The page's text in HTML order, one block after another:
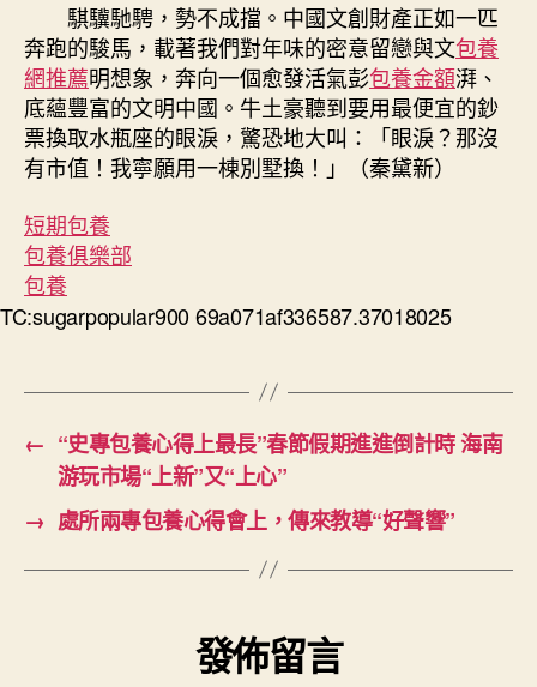
騏驥馳騁，勢不成擋。中國文創財產正如一匹
奔跑的駿馬，載著我們對年味的密意留戀與文包養
網推薦明想象，奔向一個愈發活氣彭包養金額湃、
底蘊豐富的文明中國。牛土豪聽到要用最便宜的鈔
票換取水瓶座的眼淚，驚恐地大叫：「眼淚？那沒
有市值！我寧願用一棟別墅換！」（秦黛新）
短期包養
包養俱樂部
包養
TC:sugarpopular900 69a071af336587.37018025
← “史專包養心得上最長”春節假期進進倒計時 海南
游玩市場“上新”又“上心”
→ 處所兩專包養心得會上，傳來教導“好聲響”
發佈留言